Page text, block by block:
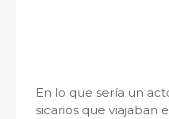
En lo que sería un
sicarios que viajaban